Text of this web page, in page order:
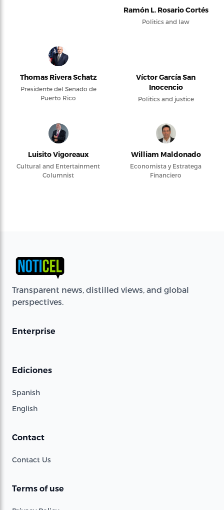
Ramón L. Rosario Cortés
Politics and law
Thomas Rivera Schatz
Presidente del Senado de
Puerto Rico
Víctor García San
Inocencio
Politics and justice
Luisito Vigoreaux
Cultural and Entertainment
Columnist
William Maldonado
Economista y Estratega
Financiero
Transparent news, distilled views, and global
perspectives.
Enterprise
Ediciones
Spanish
English
Contact
Contact Us
Terms of use